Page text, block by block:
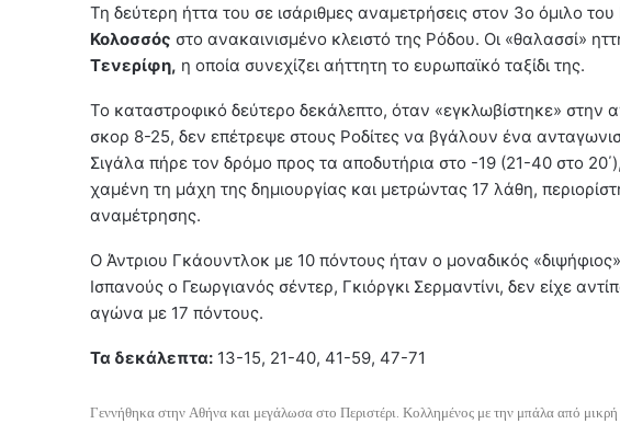
Τη δεύτερη ήττα του σε ισάριθμες αναμετρήσεις στον 3ο όμιλο
Κολοσσός στο ανακαινισμένο κλειστό της Ρόδου. Οι «θαλασσί»
Τενερίφη, η οποία συνεχίζει αήττητη το ευρωπαϊκό ταξίδι της.
Το καταστροφικό δεύτερο δεκάλεπτο, όταν «εγκλωβίστηκε» στην
σκορ 8-25, δεν επέτρεψε στους Ροδίτες να βγάλουν ένα
Σιγάλα πήρε τον δρόμο προς τα αποδυτήρια στο -19 (21-40 στο
χαμένη τη μάχη της δημιουργίας και μετρώντας 17 λάθη,
αναμέτρησης.
Ο Άντριου Γκάουντλοκ με 10 πόντους ήταν ο μοναδικός
Ισπανούς ο Γεωργιανός σέντερ, Γκιόργκι Σερμαντίνι, δεν είχε
αγώνα με 17 πόντους.
Τα δεκάλεπτα: 13-15, 21-40, 41-59, 47-71
Γεννήθηκα στην Αθήνα και μεγάλωσα στο Περιστέρι. Κολλημένος με την μπάλα από